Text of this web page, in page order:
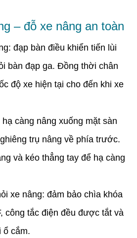
– đỗ xe nâng an toàn
đạp bàn điều khiển tiến lùi
bàn đạp ga. Đồng thời chân
độ xe hiện tại cho đến khi xe
càng nâng xuống mặt sàn
trụ nâng về phía trước.
và kéo thẳng tay để hạ càng
xe nâng: đảm bảo chìa khóa
công tắc điện đều được tắt và
ổ cắm.